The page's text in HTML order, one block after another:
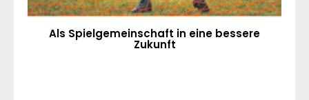
Als Spielgemeinschaft in eine bessere
Zukunft